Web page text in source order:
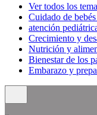
Ver todos los
Cuidado de
atención
Crecimiento y
Nutrición y
Bienestar de los
Embarazo y